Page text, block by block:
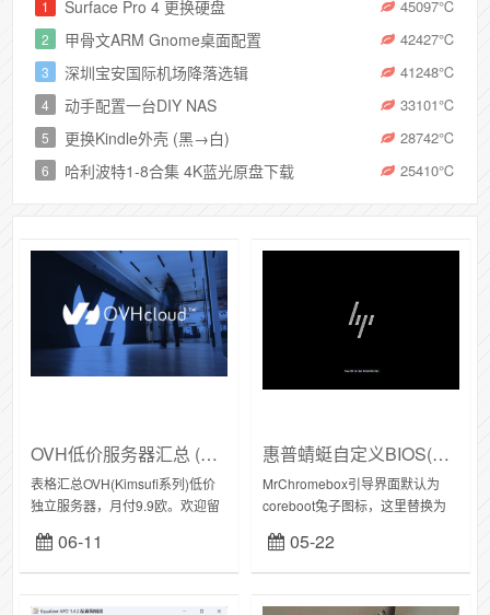
45097℃
1 Surface Pro 4 更换硬盘
42427℃
2 甲骨文ARM Gnome桌面配置
41248℃
3 深圳宝安国际机场降落选辑
33101℃
4 动手配置一台DIY NAS
28742℃
5 更换Kindle外壳 (黑→白)
25410℃
6 哈利波特1-8合集 4K蓝光原盘下载
OVH低价服务器汇总 (9.9欧元/月)
表格汇总OVH(Kimsufi系列)低价
独立服务器，月付9.9欧。欢迎留
容量IPv4IPv6价格加拿大KS-LE-
BE3-127...
06-11
惠普蜻蜓自定义BIOS(HP引导图标)
MrChromebox引导界面默认为
coreboot兔子图标，这里替换为
属于Elite精英系列，换个图标没
什么问题，尽量往原生方...
05-22